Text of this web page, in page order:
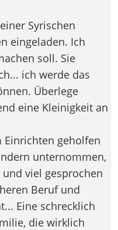
Syrischen
eingeladen. Ich
soll. Sie
ich werde das
Überlege
eine Kleinigkeit an
geholfen
unternommen,
viel gesprochen
Beruf und
Eine schrecklich
die wirklich